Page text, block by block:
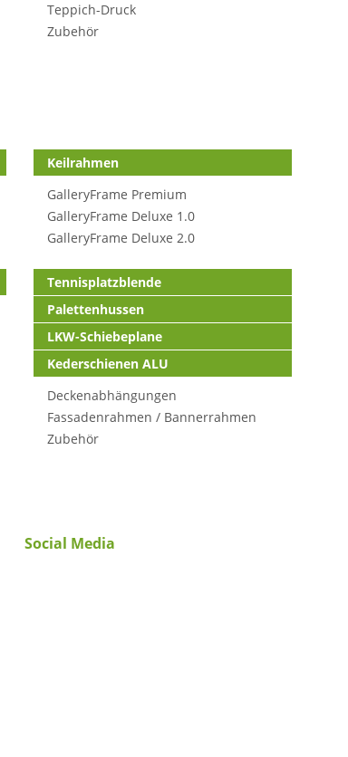
Teppich-Druck
Zubehör
Keilrahmen
GalleryFrame Premium
GalleryFrame Deluxe 1.0
GalleryFrame Deluxe 2.0
Tennisplatzblende
Palettenhussen
LKW-Schiebeplane
Kederschienen ALU
Deckenabhängungen
Fassadenrahmen / Bannerrahmen
Zubehör
Social Media